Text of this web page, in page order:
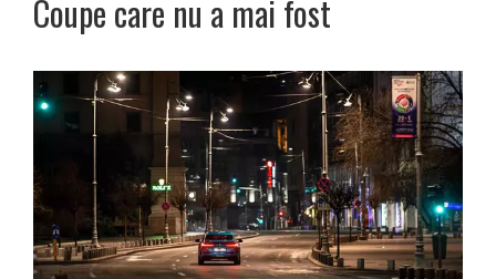
Coupe care nu a mai fost